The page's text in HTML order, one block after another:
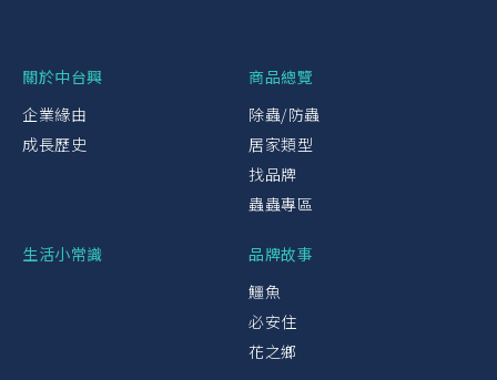
關於中台興
企業緣由
成長歷史
商品總覽
除蟲/防蟲
居家類型
找品牌
蟲蟲專區
生活小常識
品牌故事
鱷魚
必安住
花之鄉